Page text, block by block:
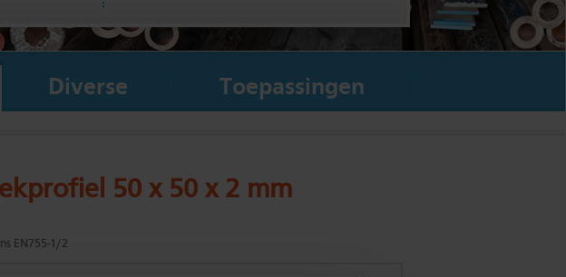
Diverse Toepassingen
50 x 50 x 2 mm
EN755-1/2